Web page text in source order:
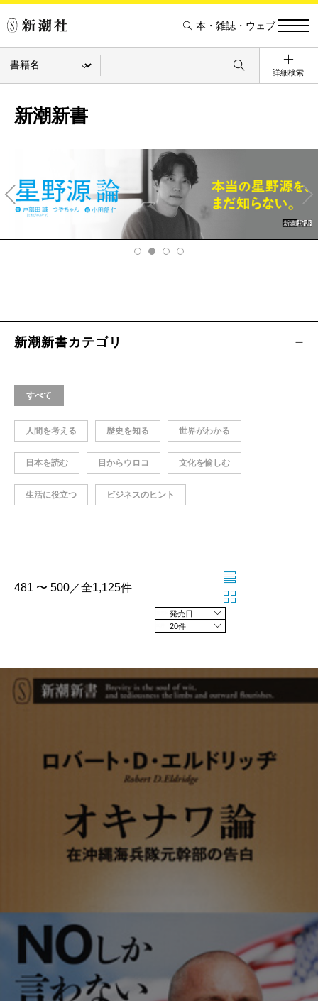
本・雑誌・ウェブ
詳細検索
新潮新書
v
Ne
xt
新潮新書カテゴリ
すべて
人間を考える 歴史を知る 世界がわかる
日本を読む 目からウロコ 文化を愉しむ
生活に役立つ ビジネスのヒント
481 〜 500／全1,125件
20件